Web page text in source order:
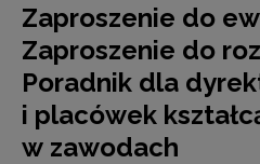
Zaproszenie do
Zaproszenie do
Poradnik dla
i placówek
w zawodach